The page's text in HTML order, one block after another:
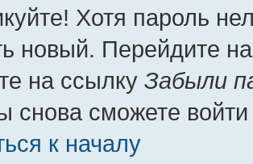
Хотя пароль
новый. Перейдите
на ссылку Забыли
снова сможете
к началу